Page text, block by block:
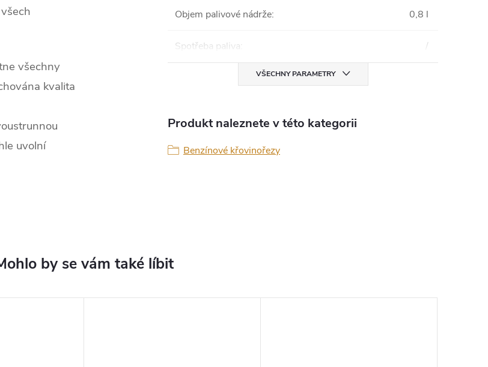
všechny
kvalita
uvolní
Objem palivové nádrže: 0,8 l
Spotřeba paliva: /
VŠECHNY PARAMETRY
Produkt naleznete v této kategorii
Benzínové křovinořezy